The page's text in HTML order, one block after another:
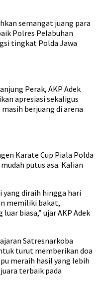
semangat juang para
Polres Pelabuhan
tingkat Polda Jawa
Perak, AKP Adek
apresiasi sekaligus
berjuang di arena
Karate Cup Piala Polda
putus asa. Kalian
diraih hingga hari
memiliki bakat,
biasa,” ujar AKP Adek
Satresnarkoba
turut memberikan doa
meraih hasil yang lebih
terbaik pada